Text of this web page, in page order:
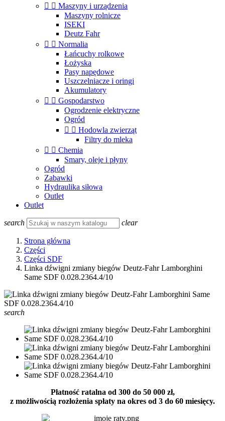
  Maszyny i urządzenia
Maszyny rolnicze
ISEKI
Deutz Fahr
  Normalia
Łańcuchy rolkowe
Łożyska
Pasy napędowe
Uszczelniacze i oringi
Akumulatory
  Gospodarstwo
Ogrodzenie elektryczne
Ogród
  Hodowla zwierząt
Filtry do mleka
  Chemia
Smary, oleje i płyny
Ogród
Zabawki
Hydraulika siłowa
Outlet
Outlet
search clear
Strona główna
Części
Części SDF
Linka dźwigni zmiany biegów Deutz-Fahr Lamborghini
Same SDF 0.028.2364.4/10
search
Płatność ratalna od 300 do 50 000 zł,
z możliwością rozłożenia spłaty na okres od 3 do 60 miesięcy.